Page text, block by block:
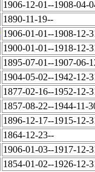
1906-12-01--1908-04-
1890-11-19--
1906-01-01--1908-12-
1900-01-01--1918-12-
1895-07-01--1907-06-
1904-05-02--1942-12-
1877-02-16--1952-12-
1857-08-22--1944-11-
1896-12-17--1915-12-
1864-12-23--
1906-01-03--1917-12-
1854-01-02--1926-12-